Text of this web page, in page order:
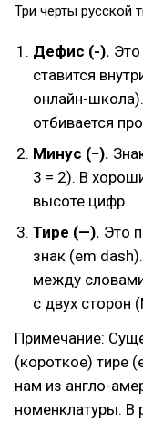
Три черты русской
Дефис (-).
ставится
онлайн-
отбивается
Минус (−).
3 = 2). В
высоте цифр.
Тире (—). Это
знак (em
между
с двух сторон
Примечание:
(короткое) тире
нам из англо-
номенклатуры. В